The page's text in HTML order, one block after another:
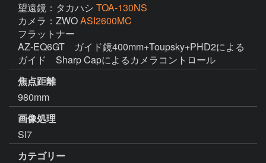
望遠鏡：タカハシ TOA-130NS
カメラ：ZWOASI2600MC
フラットナー
AZ-EQ6GT　ガイド鏡400mm+Toupsky+PHD2による
ガイド　Sharp Capによるカメラコントロール
焦点距離
980mm
画像処理
SI7
カテゴリー